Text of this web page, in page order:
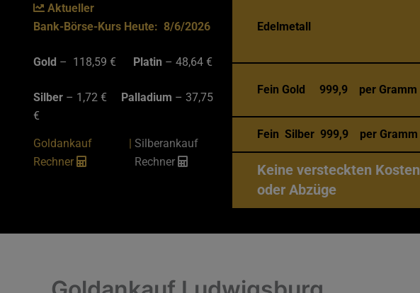
Aktueller
Bank-Börse-Kurs Heute: 8/6/2026
Gold – 118,59 € Platin – 48,64 €
Silber – 1,72 € Palladium – 37,75
€
Goldankauf
Rechner
Silberankauf
Rechner
Edelmetall
Fein Gold 999,9 per Gramm
Fein Silber 999,9 per Gramm
Keine versteckten Kosten
oder Abzüge